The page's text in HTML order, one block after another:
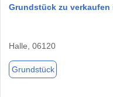
Grundstück zu verkaufen
Halle, 06120
Grundstück